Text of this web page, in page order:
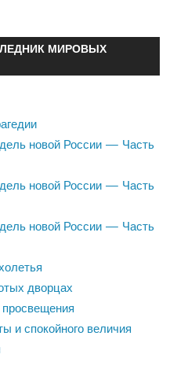
МИРОВЫХ
новой России — Часть
новой России — Часть
новой России — Часть
дворцах
просвещения
и спокойного величия